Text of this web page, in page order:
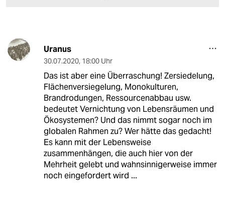
Uranus
30.07.2020, 18:00 Uhr
Das ist aber eine Überraschung! Zersiedelung,
Flächenversiegelung, Monokulturen,
Brandrodungen, Ressourcenabbau usw.
bedeutet Vernichtung von Lebensräumen und
Ökosystemen? Und das nimmt sogar noch im
globalen Rahmen zu? Wer hätte das gedacht!
Es kann mit der Lebensweise
zusammenhängen, die auch hier von der
Mehrheit gelebt und wahnsinnigerweise immer
noch eingefordert wird ...